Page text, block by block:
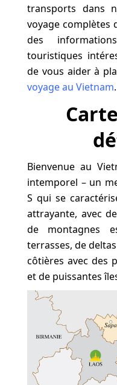
transports dans
voyage
des
touristiques
de vous aider à
voyage au Vietnam.
Bienvenue au
intemporel – un
S qui se
attrayante, avec
de montagnes
terrasses, de
côtières avec des
et de puissantes